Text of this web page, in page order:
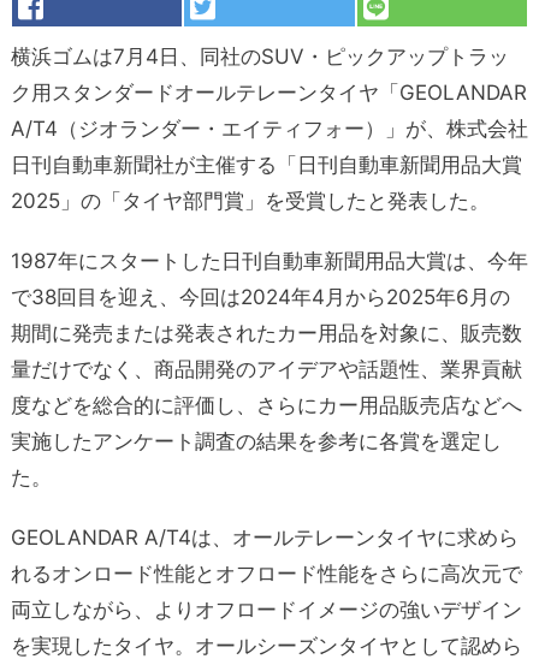
横浜ゴムは7月4日、同社のSUV・ピックアップトラッ
ク用スタンダードオールテレーンタイヤ「GEOLANDAR
A/T4（ジオランダー・エイティフォー）」が、株式会社
日刊自動車新聞社が主催する「日刊自動車新聞用品大賞
2025」の「タイヤ部門賞」を受賞したと発表した。
1987年にスタートした日刊自動車新聞用品大賞は、今年
で38回目を迎え、今回は2024年4月から2025年6月の
期間に発売または発表されたカー用品を対象に、販売数
量だけでなく、商品開発のアイデアや話題性、業界貢献
度などを総合的に評価し、さらにカー用品販売店などへ
実施したアンケート調査の結果を参考に各賞を選定し
た。
GEOLANDAR A/T4は、オールテレーンタイヤに求めら
れるオンロード性能とオフロード性能をさらに高次元で
両立しながら、よりオフロードイメージの強いデザイン
を実現したタイヤ。オールシーズンタイヤとして認めら